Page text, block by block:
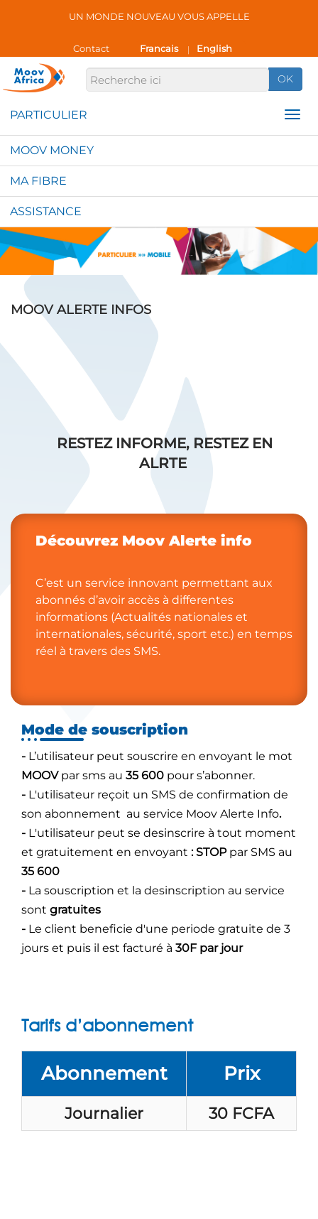
UN MONDE NOUVEAU VOUS APPELLE
Contact Francais | English
OK
MOOV MONEY
MA FIBRE
ASSISTANCE
MOOV ALERTE INFOS
RESTEZ INFORME, RESTEZ EN
ALRTE
Découvrez Moov Alerte info​​
C’est un service innovant permettant aux
abonnés d’avoir accès à differentes
informations (Actualités nationales et
internationales, sécurité, sport etc.) en temps
réel à travers des SMS.
Mode de souscription
- L’utilisateur peut souscrire en envoyant le mot
MOOV par sms au 35 600 pour s’abonner.
- L'utilisateur reçoit un SMS de confirmation de
son abonnement au service Moov Alerte Info.
- L'utilisateur peut se desinscrire à tout moment
et gratuitement en envoyant : STOP par SMS au
35 600
- La souscription et la desinscription au service
sont gratuites
- Le client beneficie d'une periode gratuite de 3
jours et puis il est facturé à 30F par jour
Tarifs d’abonnement
Abonnement​ Prix
Journalier 30 FCFA